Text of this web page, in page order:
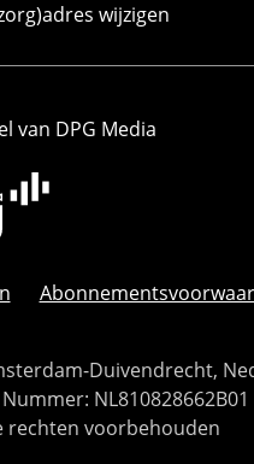
wijzigen
van DPG Media
Duivendrecht,
NL810828662B01
rechten voorbehouden